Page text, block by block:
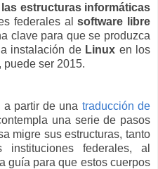
estructuras informáticas
federales alsoftware libre
clave para que se produzca
instalación de Linux en los
ser 2015.
partir de una traducción de
una serie de pasos
migre sus estructuras, tanto
federales, al
guía para que estos cuerpos